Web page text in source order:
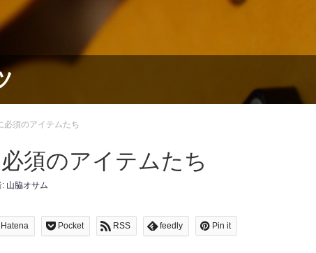
必須のアイテムたち
須のアイテムたち
: 山脇オサム
Hatena Pocket RSS feedly Pin it